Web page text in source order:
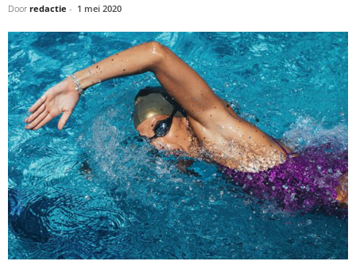
Door redactie - 1 mei 2020